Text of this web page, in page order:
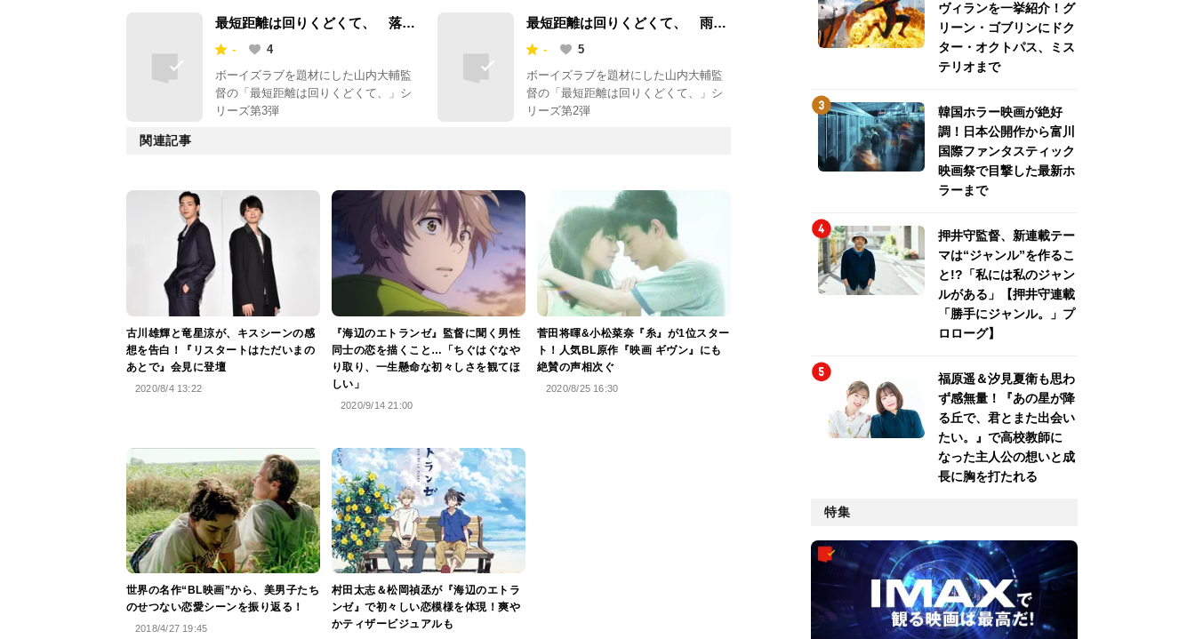
最短距離は回りくどくて、 落花
流水-
4
ボーイズラブを題材にした山内大輔監
督の「最短距離は回りくどくて、」シ
リーズ第3弾
最短距離は回りくどくて、 雨と
ソーダ水
-
5
ボーイズラブを題材にした山内大輔監
督の「最短距離は回りくどくて、」シ
リーズ第2弾
関連記事
古川雄輝と竜星涼が、キスシーンの感
想を告白！『リスタートはただいまの
あとで』会見に登壇
2020/8/4 13:22
『海辺のエトランゼ』監督に聞く男性
同士の恋を描くこと…「ちぐはぐなや
り取り、一生懸命な初々しさを観てほ
しい」
2020/9/14 21:00
菅田将暉&小松菜奈『糸』が1位スター
ト！人気BL原作『映画 ギヴン』にも
絶賛の声相次ぐ
2020/8/25 16:30
世界の名作“BL映画”から、美男子たち
のせつない恋愛シーンを振り返る！
2018/4/27 19:45
村田太志＆松岡禎丞が『海辺のエトラ
ンゼ』で初々しい恋模様を体現！爽や
かティザービジュアルも
ヴィランを一挙紹介！グ
リーン・ゴブリンにドク
ター・オクトパス、ミス
テリオまで
韓国ホラー映画が絶好
調！日本公開作から富川
国際ファンタスティック
映画祭で目撃した最新ホ
ラーまで
押井守監督、新連載テー
マは“ジャンル”を作るこ
と!?「私には私のジャン
ルがある」【押井守連載
「勝手にジャンル。」プ
ロローグ】
福原遥＆汐見夏衛も思わ
ず感無量！『あの星が降
る丘で、君とまた出会い
たい。』で高校教師に
なった主人公の想いと成
長に胸を打たれる
特集